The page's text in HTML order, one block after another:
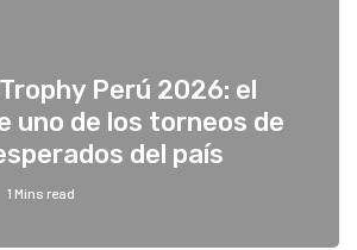
Perú 2026: el
uno de los torneos de
del país
1 Mins read